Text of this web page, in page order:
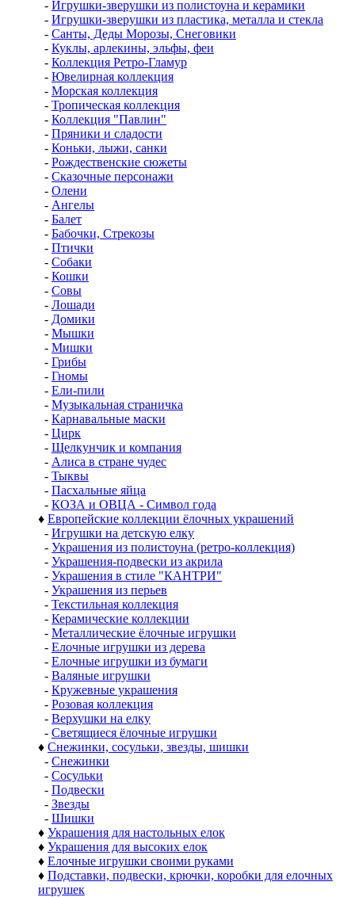
- Игрушки-зверушки из полистоуна и керамики
- Игрушки-зверушки из пластика, металла и стекла
- Санты, Деды Морозы, Снеговики
- Куклы, арлекины, эльфы, феи
- Коллекция Ретро-Гламур
- Ювелирная коллекция
- Морская коллекция
- Тропическая коллекция
- Коллекция "Павлин"
- Пряники и сладости
- Коньки, лыжи, санки
- Рождественские сюжеты
- Сказочные персонажи
- Олени
- Ангелы
- Балет
- Бабочки, Стрекозы
- Птички
- Собаки
- Кошки
- Совы
- Лошади
- Домики
- Мышки
- Мишки
- Грибы
- Гномы
- Ели-пили
- Музыкальная страничка
- Карнавальные маски
- Цирк
- Щелкунчик и компания
- Алиса в стране чудес
- Тыквы
- Пасхальные яйца
- КОЗА и ОВЦА - Символ года
♦ Европейские коллекции ёлочных украшений
- Игрушки на детскую елку
- Украшения из полистоуна (ретро-коллекция)
- Украшения-подвески из акрила
- Украшения в стиле "КАНТРИ"
- Украшения из перьев
- Текстильная коллекция
- Керамические коллекции
- Металлические ёлочные игрушки
- Елочные игрушки из дерева
- Елочные игрушки из бумаги
- Валяные игрушки
- Кружевные украшения
- Розовая коллекция
- Верхушки на елку
- Светящиеся ёлочные игрушки
♦ Снежинки, сосульки, звезды, шишки
- Снежинки
- Сосульки
- Подвески
- Звезды
- Шишки
♦ Украшения для настольных елок
♦ Украшения для высоких елок
♦ Елочные игрушки своими руками
♦ Подставки, подвески, крючки, коробки для елочных
игрушек